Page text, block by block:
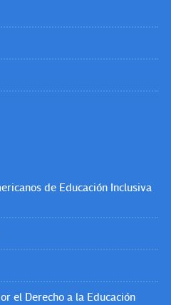
de Educación Inclusiva
el Derecho a la Educación